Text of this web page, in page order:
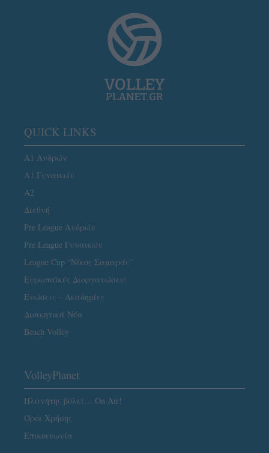
QUICK LINKS
Α1 Ανδρών
Α1 Γυναικών
A2
Διεθνή
Pre League Ανδρών
Pre League Γυναικών
League Cup “Νίκος Σαμαράς”
Ευρωπαϊκές Διοργανώσεις
Ενώσεις – Ακαδημίες
Διοικητικά Νέα
Beach Volley
VolleyPlanet
Πλανήτης βόλεϊ… On Air!
Όροι Χρήσης
Επικοινωνία